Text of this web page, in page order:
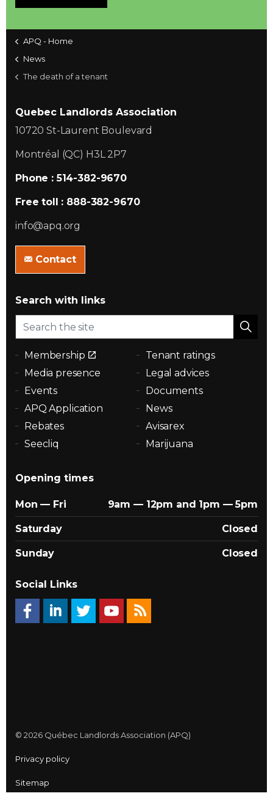
APQ - Home
News
The death of a tenant
Quebec Landlords Association
10720 St-Laurent Boulevard
Montréal (QC) H3L 2P7
Phone : 514-382-9670
Free toll : 888-382-9670
info@apq.org
Contact
Search with links
Membership
Tenant ratings
Media presence
Legal advices
Events
Documents
APQ Application
News
Rebates
Avisarex
Seecliq
Marijuana
Opening times
Mon — Fri 9am — 12pm and 1pm — 5pm
Saturday Closed
Sunday Closed
Social Links
© 2026 Québec Landlords Association (APQ)
Privacy policy
Sitemap